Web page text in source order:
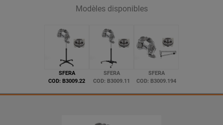
Modèles disponibles
SFERA
COD: B3009.22
SFERA
COD: B3009.11
SFERA
COD: B3009.194